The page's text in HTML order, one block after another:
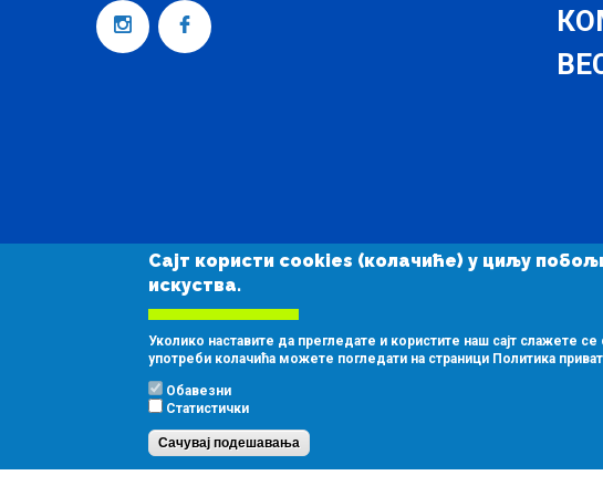
Copyright © 2026Скијалишта Србије д.о.о. Београд |
Сајт користи cookies (колачиће) у циљу
искуства.
Уколико наставите да прегледате и користите наш сајт слажете
употреби колачића можете погледати на страници Политика
Обавезни
Статистички
Сачувај подешавања